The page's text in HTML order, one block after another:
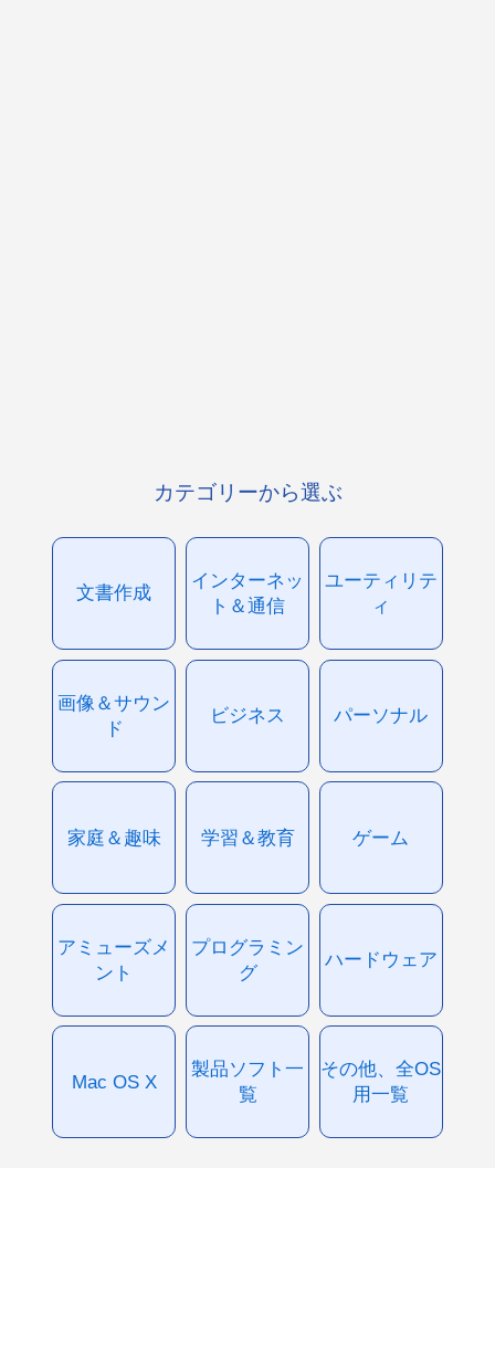
カテゴリーから選ぶ
文書作成
インターネッ
ト＆通信
ユーティリテ
ィ
画像＆サウン
ド
ビジネス パーソナル
家庭＆趣味 学習＆教育 ゲーム
アミューズメ
ント
プログラミン
グ
ハードウェア
Mac OS X
製品ソフト一
覧
その他、全OS
用一覧